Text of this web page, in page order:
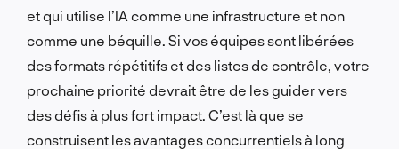
et qui utilise l’IA comme une infrastructure et non
comme une béquille. Si vos équipes sont libérées
des formats répétitifs et des listes de contrôle, votre
prochaine priorité devrait être de les guider vers
des défis à plus fort impact. C’est là que se
construisent les avantages concurrentiels à long